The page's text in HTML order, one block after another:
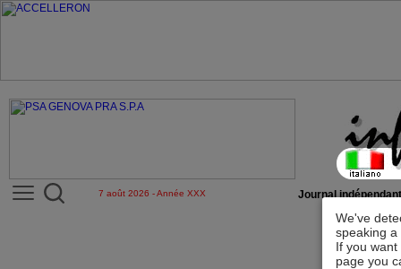
We've
speaking
If you
page you
7 août 2026 - Année XXX Journal